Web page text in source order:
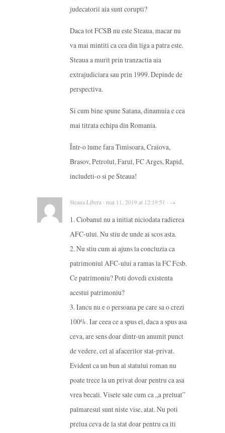
judecatorii aia sunt corupti?
Daca tot FCSB nu este Steaua, macar nu
va mai mintiti ca cea din liga a patra este.
Steaua a murit prin tranzactia aia
extrajudiciara sau prin 1999. Depinde de
perspectiva.
Si cum bine spune Satana, dinamuia e cea
mai titrata echipa din Romania.
Într-o lume fara Timisoara, Craiova,
Brasov, Petrolul, Farul, FC Arges, Rapid,
includeti-o si pe Steaua!
Steaua Libera · mai 11, 2019 at 12:19:51 · →
1. Ciobanul nu a initiat niciodata radierea
AFC-ului. Nu stiu de unde ai scos asta.
2. Nu stiu cum ai ajuns la concluzia ca
patrimoniul AFC-ului a ramas la FC Fcsb.
Ce patrimoniu? Poti dovedi existenta
acestui patrimoniu?
3. Iancu nu e o persoana pe care sa o crezi
100%. Iar ceea ce a spus el, daca a spus asa
ceva, are sens doar dintr-un anumit punct
de vedere, cel al afacerilor stat-privat.
Evident ca un bun al statului roman nu
poate trece la un privat doar pentru ca asa
vrea becali. Visele sale cum ca „a preluat”
palmaresul sunt niste vise, atat. Nu poti
prelua ceva de la stat doar pentru ca iti